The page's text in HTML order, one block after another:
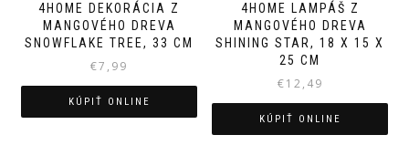
4HOME DEKORÁCIA Z
MANGOVÉHO DREVA
SNOWFLAKE TREE, 33 CM
€7,99
KÚPIŤ ONLINE
4HOME LAMPÁŠ Z
MANGOVÉHO DREVA
SHINING STAR, 18 X 15 X
25 CM
€12,49
KÚPIŤ ONLINE